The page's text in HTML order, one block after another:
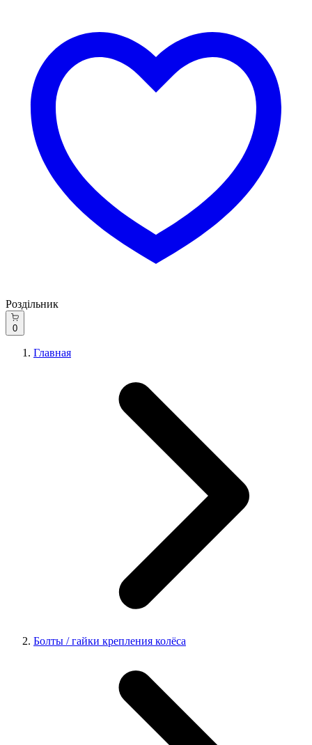
Роздільник
0
Главная
Болты / гайки крепления колёса